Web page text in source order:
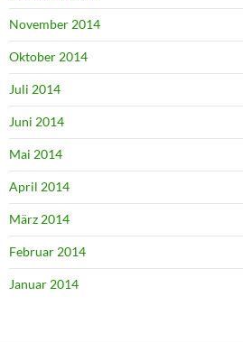
November 2014
Oktober 2014
Juli 2014
Juni 2014
Mai 2014
April 2014
März 2014
Februar 2014
Januar 2014